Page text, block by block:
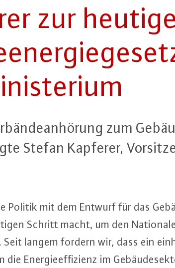
zur
zum
Stefan Kapferer,
Politik mit dem Entwurf für das
Schritt macht, um den
Seit langem fordern wir, dass ein
die En­er­gie­ef­fi­zi­enz im